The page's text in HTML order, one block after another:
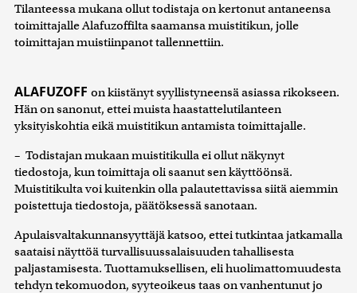
Tilanteessa mukana ollut todistaja on kertonut antaneensa
toimittajalle Alafuzoffilta saamansa muistitikun, jolle
toimittajan muistiinpanot tallennettiin.
ALAFUZOFF on kiistänyt syyllistyneensä asiassa rikokseen.
Hän on sanonut, ettei muista haastattelutilanteen
yksityiskohtia eikä muistitikun antamista toimittajalle.
– Todistajan mukaan muistitikulla ei ollut näkynyt
tiedostoja, kun toimittaja oli saanut sen käyttöönsä.
Muistitikulta voi kuitenkin olla palautettavissa siitä aiemmin
poistettuja tiedostoja, päätöksessä sanotaan.
Apulaisvaltakunnansyyttäjä katsoo, ettei tutkintaa jatkamalla
saataisi näyttöä turvallisuussalaisuuden tahallisesta
paljastamisesta. Tuottamuksellisen, eli huolimattomuudesta
tehdyn tekomuodon, syyteoikeus taas on vanhentunut jo